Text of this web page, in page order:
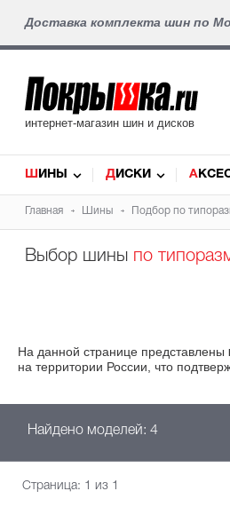
Доставка комплекта шин по
интернет-магазин шин и дисков
ШИНЫ ДИСКИ
Главная Шины Подбор по
Выбор шины по
На данной странице представлены
на территории России, что
Найдено моделей: 4
Страница: 1 из 1